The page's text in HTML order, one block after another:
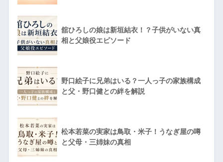
舘ひろしの娘は新垣結衣！？子供がいない真
相と父娘役エピソード
野口絵子に兄弟はいる？一人っ子の家族構成
と父・野口健との絆を解説
松本若菜の実家は鳥取・米子！うなぎ屋の噂
と父母・三姉妹の真相